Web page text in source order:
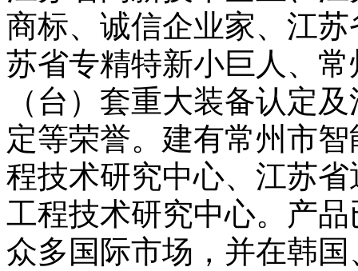
商标、诚信企业家、江
苏省专精特新小巨人、
（台）套重大装备认定
定等荣誉。建有常州市
程技术研究中心、江苏
工程技术研究中心。产
众多国际市场，并在韩